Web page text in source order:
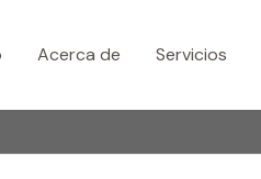
Acerca de Servicios